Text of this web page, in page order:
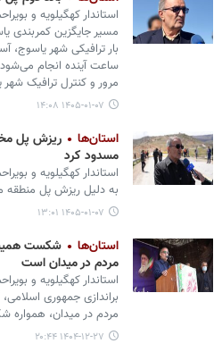
استاندار کهگیلویه و
مسیر جایگزین کمربندی
ساعت آینده انجام
مرور و کنترل ترافیک شهر
۱۴۰۵-۰۱-۰۷ ۱۴:۰۸
استان‌ها
ریزش پل
مسدود کرد
استاندار کهگیلویه و
به دلیل ریزش پل منطقه
۱۴۰۵-۰۱-۰۷ ۱۳:۰۱
استان‌ها
شکست
مردم در میدان است
استاندار کهگیلویه و
براندازی جمهوری
مردم در میدان،
۱۴۰۴-۱۲-۲۷ ۲۰:۴۴